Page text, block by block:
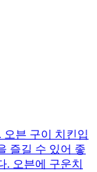
븐 구이 치킨입
즐길 수 있어 좋
. 오븐에 구운치